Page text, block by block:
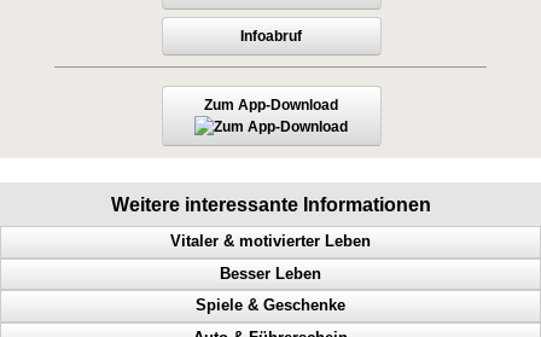
Infoabruf
Zum App-Download
Weitere interessante Informationen
Vitaler & motivierter Leben
Macht der Gedanken, geistige Fähigkeiten steigern, Menschen steuern
Mehr Geld, mehr Glück, mehr Gesundheit, mehr Harmonie
Besser Leben
Anerkennung, Geld, Erfolg haben, Karriereleiter
Spiele & Geschenke